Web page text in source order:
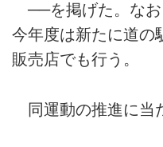
──を掲げた。なお
今年度は新たに道の
販売店でも行う。
同運動の推進に当